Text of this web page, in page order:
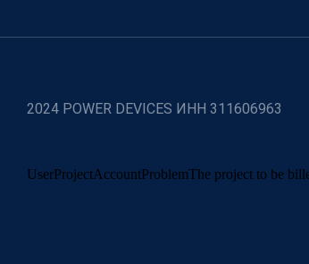
2024 POWER DEVICES ИНН 311606963